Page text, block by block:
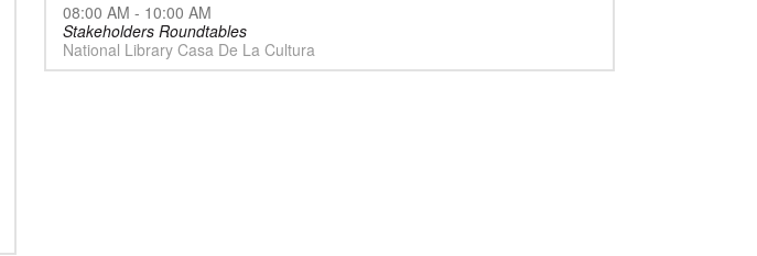
08:00 AM - 10:00 AM
Stakeholders Roundtables
National Library Casa De La Cultura